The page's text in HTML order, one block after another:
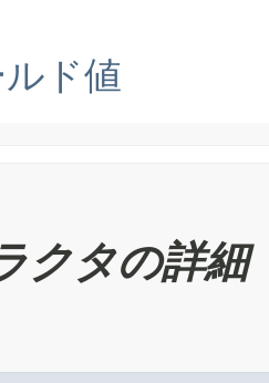
ド値
クタの詳細